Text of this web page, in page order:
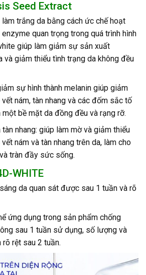
Seed Extract
trắng da bằng cách ức chế hoạt
quan trọng trong quá trình hình
giúp làm giảm sự sản xuất
và giảm thiểu tình trạng da không đều
sự hình thành melanin giúp giảm
nám, tàn nhang và các đốm sắc tố
bề mặt da đồng đều và rạng rỡ.
nhang: giúp làm mờ và giảm thiểu
nám và tàn nhang trên da, làm cho
tràn đầy sức sống.
WHITE
da quan sát được sau 1 tuần và rõ
ứng dụng trong sản phẩm chống
sau 1 tuần sử dụng, số lượng và
rệt sau 2 tuần.